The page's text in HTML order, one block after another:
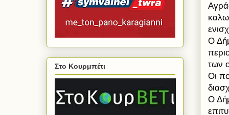
Ο
των
Οι
Ο
Στο Κουρμπέτι